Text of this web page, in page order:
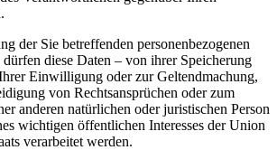
der Sie betreffenden personenbezogenen
diese Daten – von ihrer Speicherung
Einwilligung oder zur Geltendmachung,
von Rechtsansprüchen oder zum
anderen natürlichen oder juristischen Person
wichtigen öffentlichen Interesses der Union
verarbeitet werden.